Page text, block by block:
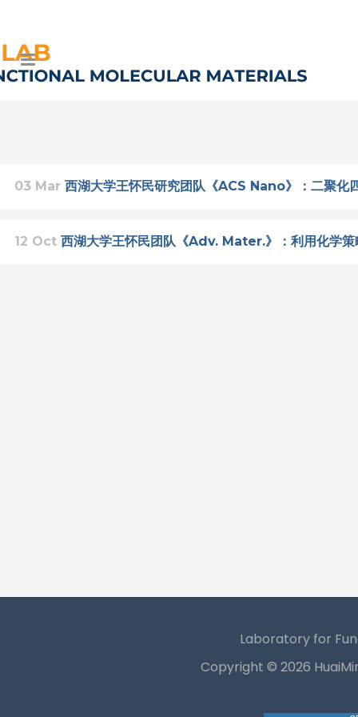
03 Mar 西湖大学王怀民研究团队《ACS Nano》：二聚化
12 Oct 西湖大学王怀民团队《Adv. Mater.》：利用化学
Laboratory for
Copyright © 2026